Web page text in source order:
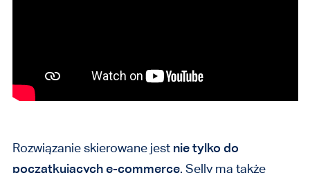
Rozwiązanie skierowane jest nie tylko do
początkujących e-commerce. Selly ma także